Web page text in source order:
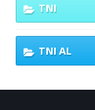
TNI
TNI AL